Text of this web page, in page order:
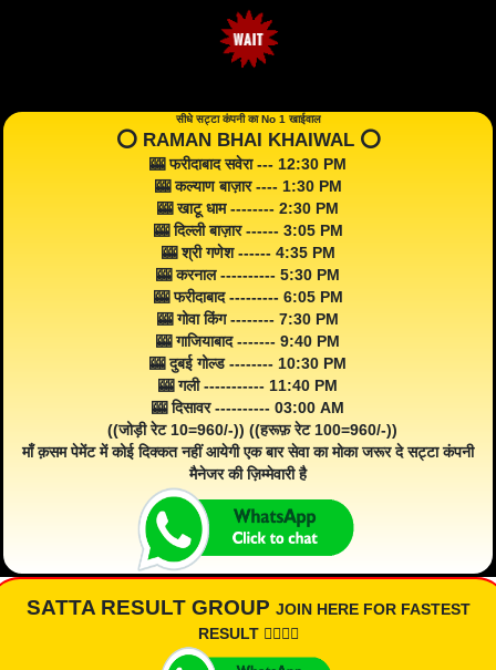
सीधे सट्टा कंपनी का No 1 खाईवाल
⭕️ RAMAN BHAI KHAIWAL ⭕️
🎰 फरीदाबाद सवेरा --- 12:30 PM
🎰 कल्याण बाज़ार ---- 1:30 PM
🎰 खाटू धाम -------- 2:30 PM
🎰 दिल्ली बाज़ार ------ 3:05 PM
🎰 श्री गणेश ------ 4:35 PM
🎰 करनाल ---------- 5:30 PM
🎰 फरीदाबाद --------- 6:05 PM
🎰 गोवा किंग -------- 7:30 PM
🎰 गाजियाबाद ------- 9:40 PM
🎰 दुबई गोल्ड -------- 10:30 PM
🎰 गली ----------- 11:40 PM
🎰 दिसावर ---------- 03:00 AM
((जोड़ी रेट 10=960/-)) ((हरूफ़ रेट 100=960/-))
माँ क़सम पेमेंट में कोई दिक्कत नहीं आयेगी एक बार सेवा का मोका जरूर दे सट्टा कंपनी
मैनेजर की ज़िम्मेवारी है
SATTA RESULT GROUP JOIN HERE FOR FASTEST
RESULT 👇🏾👇🏾